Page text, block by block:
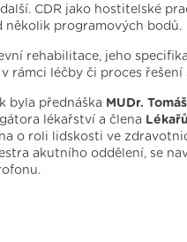
CDR jako hostitelské
několik programových bodů.
rehabilitace, jeho
rámci léčby či proces
byla přednáška MUDr.
lékařství a člena
o roli lidskosti ve
akutního oddělení, se